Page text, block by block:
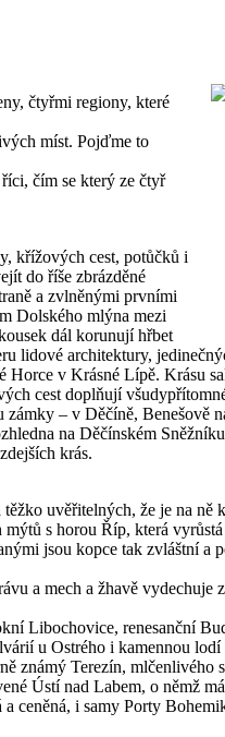
čtyřmi regiony, které
míst. Pojďme to
čím se který ze čtyř
křížových cest, potůčků i
do říše zbrázděné
a zvlněnými prvními
Dolského mlýna mezi
dál korunují hřbet
lidové architektury,
v Krásné Lípě. Krásu
cest doplňují
– v Děčíně, Benešově
na Děčínském
krás.
uvěřitelných, že je na ně
s horou Říp, která
jsou kopce tak zvláštní a
a mech a žhavě vydechuje
Libochovice, renesanční
u Ostrého i kamennou
známý Terezín, mlčenlivého
Ústí nad Labem, o němž
ceněná, i samy Porty